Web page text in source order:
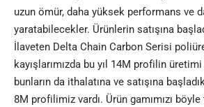
uzun ömür, daha yüksek performans ve
yaratabilecekler. Ürünlerin satışına
İlaveten Delta Chain Carbon Serisi
kayışlarımızda bu yıl 14M profilin
bunların da ithalatına ve satışına
8M profilimiz vardı. Ürün gamımızı